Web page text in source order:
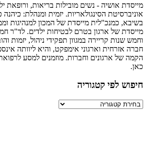
אושיה - נשים מובילות בריאות, ורופאת ילדים;
הסינגולאריות. יזמית ומנהלת: כיהנה
כמנכ"לית מייסדת של המכון למנהיגות וממשל
של ארגון בטרם לבטיחות ילדים. לד"ר חמו –
קריירה במגוון תפקידי ניהול, יזמות והובלה
וארגוני אימפקט, והיא ליוותה אינספור
של ארגונים וחברות. מוזמנים למסע לרפואת
לפי קטגוריה